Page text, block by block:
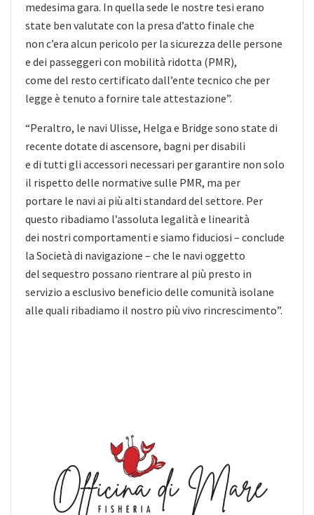
medesima gara. In quella sede le nostre tesi erano
state ben valutate con la presa d’atto finale che
non c’era alcun pericolo per la sicurezza delle persone
e dei passeggeri con mobilità ridotta (PMR),
come del resto certificato dall’ente tecnico che per
legge è tenuto a fornire tale attestazione”.
“Peraltro, le navi Ulisse, Helga e Bridge sono state di
recente dotate di ascensore, bagni per disabili
e di tutti gli accessori necessari per garantire non solo
il rispetto delle normative sulle PMR, ma per
portare le navi ai più alti standard del settore. Per
questo ribadiamo l’assoluta legalità e linearità
dei nostri comportamenti e siamo fiduciosi – conclude
la Società di navigazione – che le navi oggetto
del sequestro possano rientrare al più presto in
servizio a esclusivo beneficio delle comunità isolane
alle quali ribadiamo il nostro più vivo rincrescimento”.